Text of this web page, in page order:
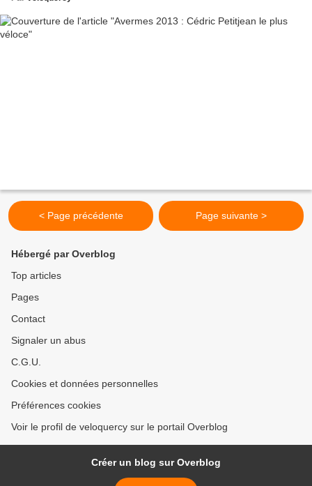
< Page précédente Page suivante >
Hébergé par Overblog
Top articles
Pages
Contact
Signaler un abus
C.G.U.
Cookies et données personnelles
Préférences cookies
Voir le profil de veloquercy sur le portail Overblog
Créer un blog sur Overblog